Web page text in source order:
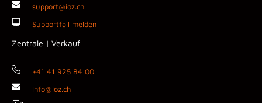
support@ioz.ch
Supportfall melden
Zentrale | Verkauf
+41 41 925 84 00
info@ioz.ch